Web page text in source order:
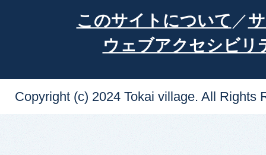
このサイトについて
ウェブアクセシビリ
Copyright (c) 2024 Tokai village. All Rights